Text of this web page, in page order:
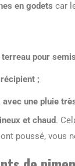
en godets car
pour
;
une pluie
et chaud.
poussé, vous